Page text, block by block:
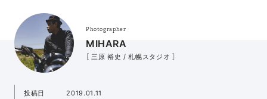
Photographer
MIHARA
［ 三原 裕史 / 札幌スタジオ ］
投稿日
2019.01.11